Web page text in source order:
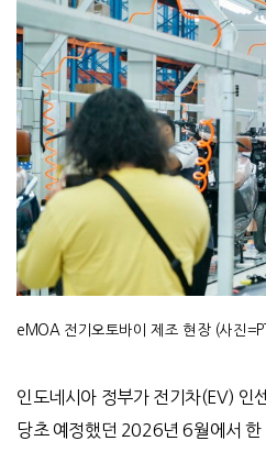
eMOA 전기오토바이 제조 현장 (사진
인도네시아 정부가 전기차(EV) 인
당초 예정했던 2026년 6월에서 한